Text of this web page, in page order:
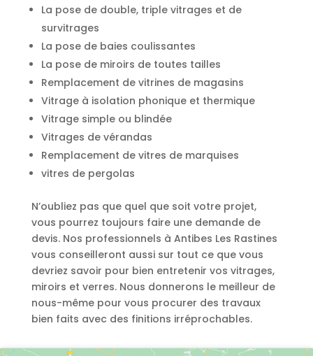
La pose de double, triple vitrages et de
survitrages
La pose de baies coulissantes
La pose de miroirs de toutes tailles
Remplacement de vitrines de magasins
Vitrage à isolation phonique et thermique
Vitrage simple ou blindée
Vitrages de vérandas
Remplacement de vitres de marquises
vitres de pergolas
N’oubliez pas que quel que soit votre projet,
vous pourrez toujours faire une demande de
devis. Nos professionnels à Antibes Les Rastines
vous conseilleront aussi sur tout ce que vous
devriez savoir pour bien entretenir vos vitrages,
miroirs et verres. Nous donnerons le meilleur de
nous-même pour vous procurer des travaux
bien faits avec des finitions irréprochables.